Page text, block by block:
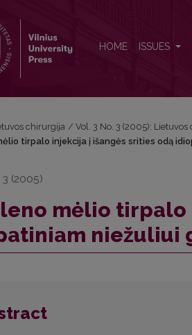
HOME ISSUES
chirurgija / Vol. 3 No. 3 (2005):
tirpalo injekcija į išangės srities odą
3 (2005)
mėlio tirpalo
niežuliui